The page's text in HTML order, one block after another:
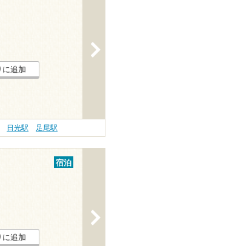
に追加
日光駅 足尾駅
宿泊
に追加